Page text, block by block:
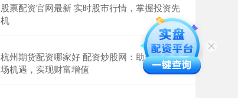
股票配资官网最新 实时股市行情，掌握投资先
机
杭州期货配资哪家好 配资炒股网：助你把握市
场机遇，实现财富增值